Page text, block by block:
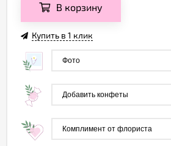
В корзину
Купить в 1 клик